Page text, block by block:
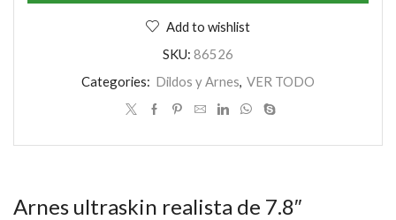
Add to wishlist
SKU: 86526
Categories: Dildos y Arnes, VER TODO
Arnes ultraskin realista de 7.8″